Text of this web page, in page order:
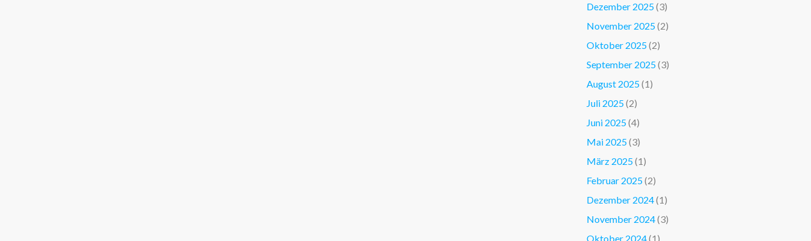
Dezember 2025(3)
November 2025(2)
Oktober 2025(2)
September 2025(3)
August 2025(1)
Juli 2025(2)
Juni 2025(4)
Mai 2025(3)
März 2025(1)
Februar 2025(2)
Dezember 2024(1)
November 2024(3)
Oktober 2024(1)